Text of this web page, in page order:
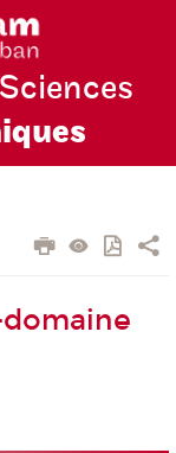
Sciences